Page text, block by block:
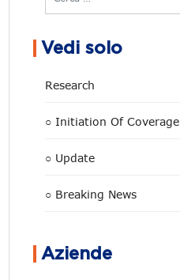
Vedi solo
Research
○ Initiation Of Coverage
○ Update
○ Breaking News
Aziende